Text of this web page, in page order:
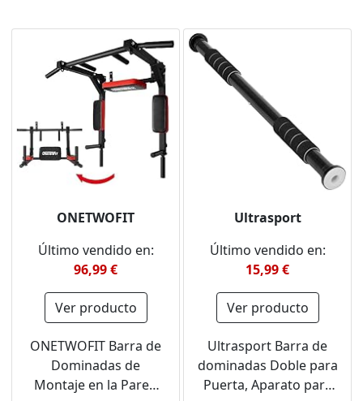
ONETWOFIT
Último vendido en:
96,99 €
Ver producto
ONETWOFIT Barra de
Dominadas de
Montaje en la Pared
Ultrasport
Último vendido en:
15,99 €
Ver producto
Ultrasport Barra de
dominadas Doble para
Puerta, Aparato para